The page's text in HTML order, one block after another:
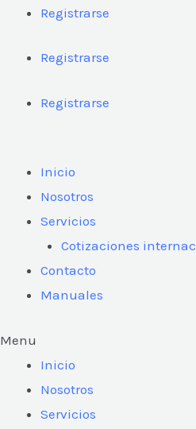
Registrarse
Registrarse
Registrarse
Inicio
Nosotros
Servicios
Cotizaciones
Contacto
Manuales
Menu
Inicio
Nosotros
Servicios